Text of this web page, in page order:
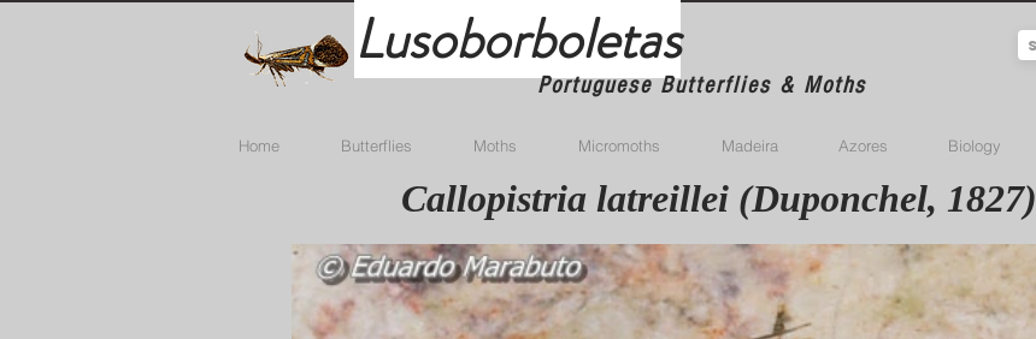
Lusoborboletas
Portuguese Butterflies & Moths
Home Butterflies Moths Micromoths Madeira Azores Biology
Callopistria latreillei (Duponchel, 1827)